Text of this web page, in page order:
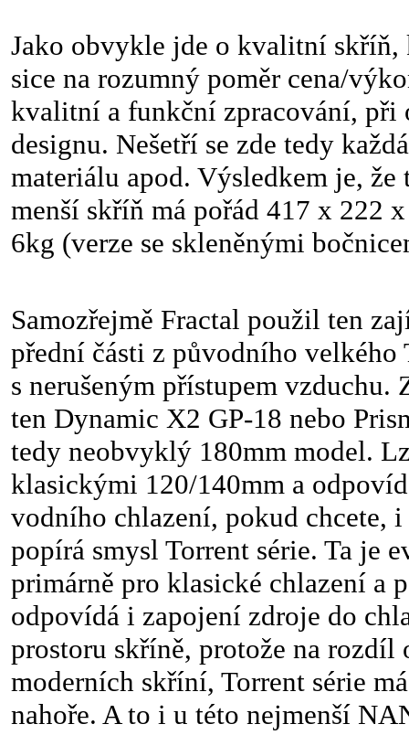
Jako obvykle jde o kvalitní skříň,
sice na rozumný poměr cena/
kvalitní a funkční zpracování, při
designu. Nešetří se zde tedy
materiálu apod. Výsledkem je, že
menší skříň má pořád 417 x 222
6kg (verze se skleněnými
Samozřejmě Fractal použil ten
přední části z původního velkého
s nerušeným přístupem vzduchu.
ten Dynamic X2 GP-18 nebo
tedy neobvyklý 180mm model.
klasickými 120/140mm a
vodního chlazení, pokud chcete,
popírá smysl Torrent série. Ta je
primárně pro klasické chlazení a
odpovídá i zapojení zdroje do
prostoru skříně, protože na rozdíl
moderních skříní, Torrent série
nahoře. A to i u této nejmenší